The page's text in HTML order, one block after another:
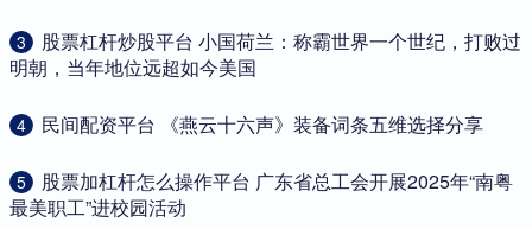
3
​股票杠杆炒股平台 小国荷兰：称霸世界一个世纪，打败过
明朝，当年地位远超如今美国
4 ​民间配资平台 《燕云十六声》装备词条五维选择分享
5
​股票加杠杆怎么操作平台 广东省总工会开展2025年“南粤
最美职工”进校园活动